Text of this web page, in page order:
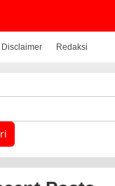
Disclaimer Redaksi